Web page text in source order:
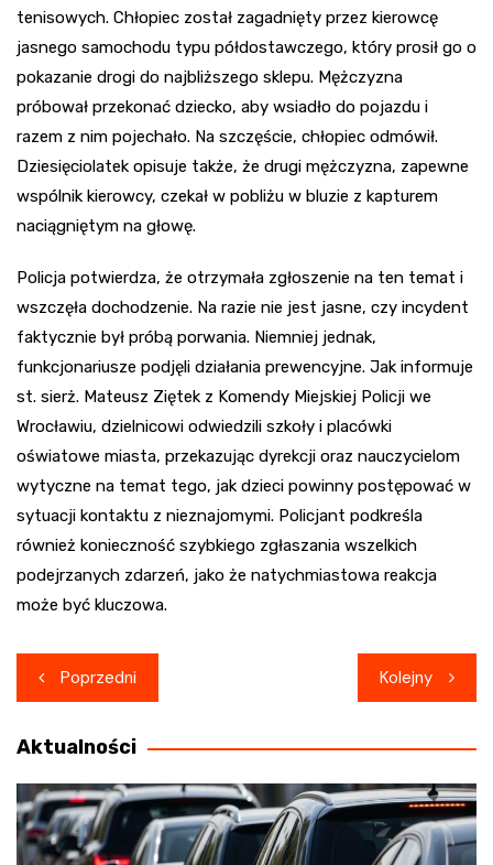
tenisowych. Chłopiec został zagadnięty przez kierowcę
jasnego samochodu typu półdostawczego, który prosił go o
pokazanie drogi do najbliższego sklepu. Mężczyzna
próbował przekonać dziecko, aby wsiadło do pojazdu i
razem z nim pojechało. Na szczęście, chłopiec odmówił.
Dziesięciolatek opisuje także, że drugi mężczyzna, zapewne
wspólnik kierowcy, czekał w pobliżu w bluzie z kapturem
naciągniętym na głowę.
Policja potwierdza, że otrzymała zgłoszenie na ten temat i
wszczęła dochodzenie. Na razie nie jest jasne, czy incydent
faktycznie był próbą porwania. Niemniej jednak,
funkcjonariusze podjęli działania prewencyjne. Jak informuje
st. sierż. Mateusz Ziętek z Komendy Miejskiej Policji we
Wrocławiu, dzielnicowi odwiedzili szkoły i placówki
oświatowe miasta, przekazując dyrekcji oraz nauczycielom
wytyczne na temat tego, jak dzieci powinny postępować w
sytuacji kontaktu z nieznajomymi. Policjant podkreśla
również konieczność szybkiego zgłaszania wszelkich
podejrzanych zdarzeń, jako że natychmiastowa reakcja
może być kluczowa.
Nawigacja
wpisu
Poprzedni Kolejny
Aktualności